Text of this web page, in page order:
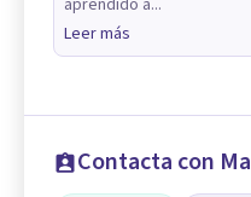
Leer más
Contacta con